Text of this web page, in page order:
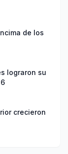
de los
lograron su
crecieron